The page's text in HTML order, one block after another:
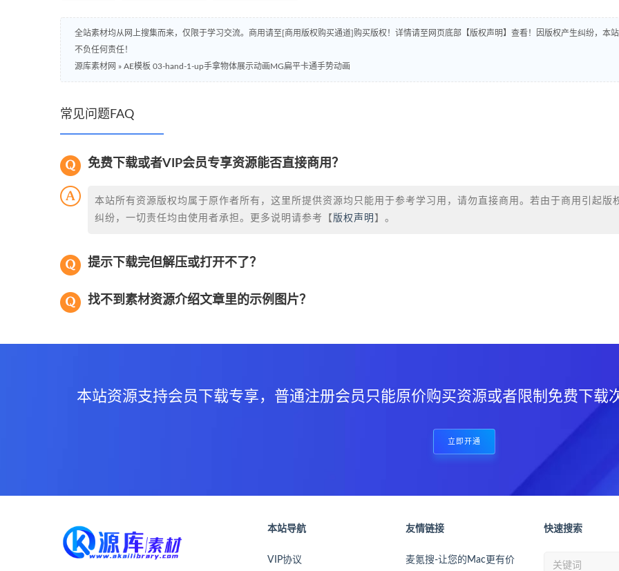
全站素材均从网上搜集而来，仅限于学习交流。商用请至[商用版权购买通道]购买版权！详情请至网页底部【版权声明】查看！因版权产生纠纷，本站
不负任何责任！
源库素材网 » AE模板 03-hand-1-up手拿物体展示动画MG扁平卡通手势动画
常见问题FAQ
免费下载或者VIP会员专享资源能否直接商用？
本站所有资源版权均属于原作者所有，这里所提供资源均只能用于参考学习用，请勿直接商用。若由于商用引起版
纠纷，一切责任均由使用者承担。更多说明请参考【 版权声明 】。
提示下载完但解压或打开不了？
找不到素材资源介绍文章里的示例图片？
本站资源支持会员下载专享，普通注册会员只能原价购买资源或者限制免费下载
立即开通
本站导航
VIP协议
友情链接
麦氪搜-让您的Mac更有价
快速搜索